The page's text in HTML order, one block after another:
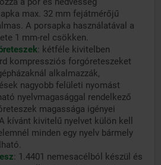
max. 32 mm fejátmérőjű
A porsapka használatával a
1 mm-rel csökken.
: kétféle kivitelben
kompressziós forgóreteszeket
alkalmazzák,
nagyobb felületi nyomást
nyelvmagasággal rendelkező
magassága igényei
kívánt kivitelű nyelvet külön kell
minden egy nyelv bármely
: 1.4401 nemesacélból készül és